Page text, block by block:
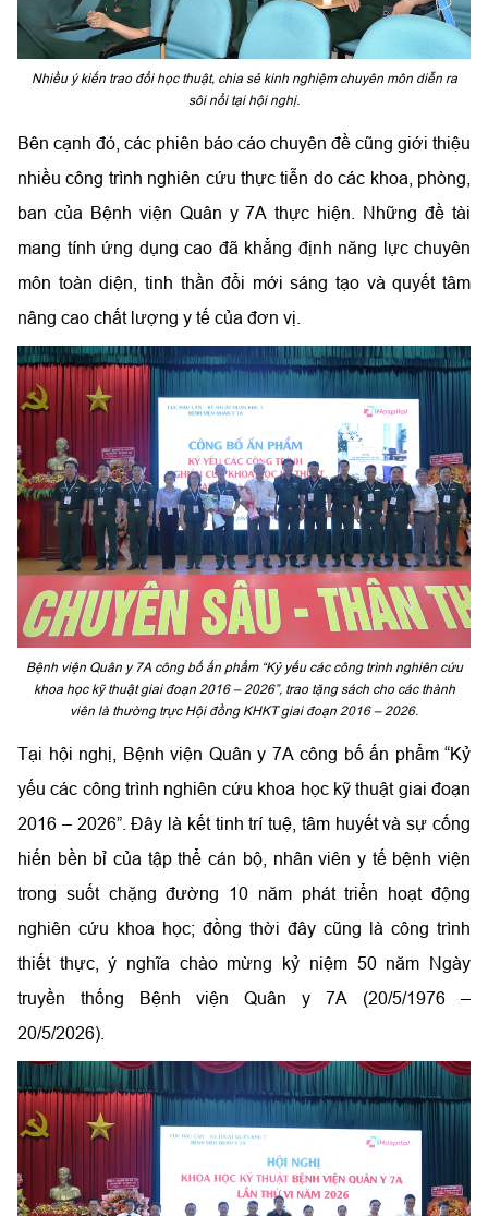
Nhiều ý kiến trao đổi học thuật, chia sẻ kinh nghiệm chuyên môn diễn ra
sôi nổi tại hội nghị.
Bên cạnh đó, các phiên báo cáo chuyên đề cũng giới thiệu
nhiều công trình nghiên cứu thực tiễn do các khoa, phòng,
ban của Bệnh viện Quân y 7A thực hiện. Những đề tài
mang tính ứng dụng cao đã khẳng định năng lực chuyên
môn toàn diện, tinh thần đổi mới sáng tạo và quyết tâm
nâng cao chất lượng y tế của đơn vị.
Bệnh viện Quân y 7A công bố ấn phẩm “Kỷ yếu các công trình nghiên cứu
khoa học kỹ thuật giai đoạn 2016 – 2026”, trao tặng sách cho các thành
viên là thường trực Hội đồng KHKT giai đoạn 2016 – 2026.
Tại hội nghị, Bệnh viện Quân y 7A công bố ấn phẩm “Kỷ
yếu các công trình nghiên cứu khoa học kỹ thuật giai đoạn
2016 – 2026”. Đây là kết tinh trí tuệ, tâm huyết và sự cống
hiến bền bỉ của tập thể cán bộ, nhân viên y tế bệnh viện
trong suốt chặng đường 10 năm phát triển hoạt động
nghiên cứu khoa học; đồng thời đây cũng là công trình
thiết thực, ý nghĩa chào mừng kỷ niệm 50 năm Ngày
truyền thống Bệnh viện Quân y 7A (20/5/1976 –
20/5/2026).